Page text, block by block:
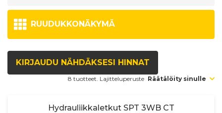
RUUDUKKONÄKYMÄ
KIRJAUDU NÄHDÄKSESI HINNAT
8 tuotteet. Lajitteluperuste Räätälöity sinulle
Hydrauliikkaletkut SPT 3WB CT